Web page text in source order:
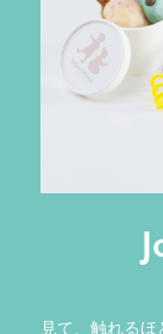
見て、触れる